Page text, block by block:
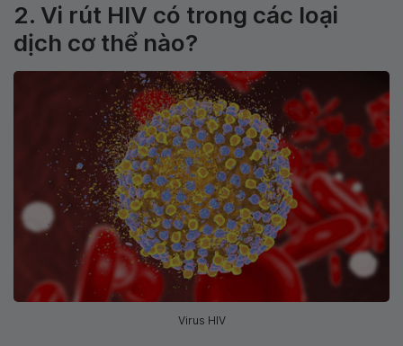
2. Vi rút HIV có trong các loại
dịch cơ thể nào?
Virus HIV